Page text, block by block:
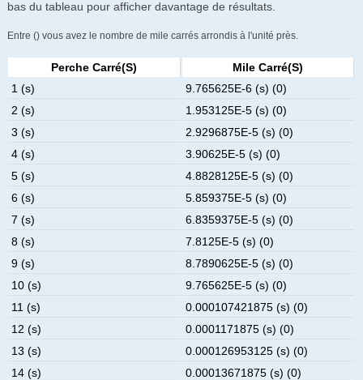
bas du tableau pour afficher davantage de résultats.
Entre () vous avez le nombre de mile carrés arrondis à l'unité près.
Perche Carré(s)
Mile Carré(s)
1 (s)
9.765625E-6 (s) (0)
2 (s)
1.953125E-5 (s) (0)
3 (s)
2.9296875E-5 (s) (0)
4 (s)
3.90625E-5 (s) (0)
5 (s)
4.8828125E-5 (s) (0)
6 (s)
5.859375E-5 (s) (0)
7 (s)
6.8359375E-5 (s) (0)
8 (s)
7.8125E-5 (s) (0)
9 (s)
8.7890625E-5 (s) (0)
10 (s)
9.765625E-5 (s) (0)
11 (s)
0.000107421875 (s) (0)
12 (s)
0.0001171875 (s) (0)
13 (s)
0.000126953125 (s) (0)
14 (s)
0.00013671875 (s) (0)